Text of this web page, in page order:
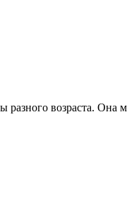
возраста. Она